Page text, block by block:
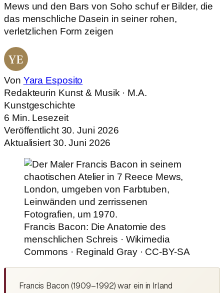
Mews und den Bars von Soho schuf er Bilder, die
das menschliche Dasein in seiner rohen,
verletzlichen Form zeigen
YE
Von Yara Esposito
Redakteurin Kunst & Musik · M.A.
Kunstgeschichte
6 Min. Lesezeit
Veröffentlicht 30. Juni 2026
Aktualisiert 30. Juni 2026
Francis Bacon: Die Anatomie des
menschlichen Schreis · Wikimedia
Commons · Reginald Gray · CC-BY-SA
Francis Bacon (1909–1992) war ein in Irland